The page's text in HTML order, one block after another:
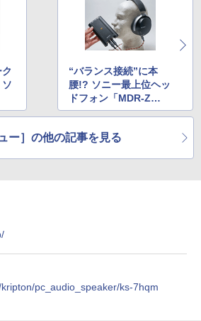
“バランス接続”に本
腰!? ソニー最上位ヘッ
ドフォン「MDR-Z
7」、ポタアン「PHA-
ー］の他の記事を見る
pc_audio_speaker/ks-7hqm